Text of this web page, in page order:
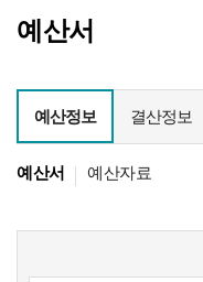
예산서
예산정보 결산정보
예산서 예산자료